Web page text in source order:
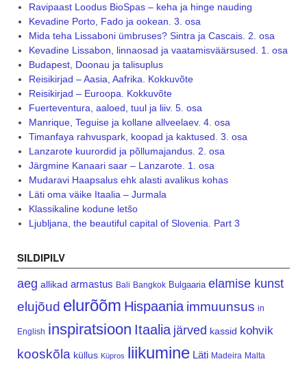
Ravipaast Loodus BioSpas – keha ja hinge nauding
Kevadine Porto, Fado ja ookean. 3. osa
Mida teha Lissaboni ümbruses? Sintra ja Cascais. 2. osa
Kevadine Lissabon, linnaosad ja vaatamisväärsused. 1. osa
Budapest, Doonau ja talisuplus
Reisikirjad – Aasia, Aafrika. Kokkuvõte
Reisikirjad – Euroopa. Kokkuvõte
Fuerteventura, aaloed, tuul ja liiv. 5. osa
Manrique, Teguise ja kollane allveelaev. 4. osa
Timanfaya rahvuspark, koopad ja kaktused. 3. osa
Lanzarote kuurordid ja põllumajandus. 2. osa
Järgmine Kanaari saar – Lanzarote. 1. osa
Mudaravi Haapsalus ehk alasti avalikus kohas
Läti oma väike Itaalia – Jurmala
Klassikaline kodune letšo
Ljubljana, the beautiful capital of Slovenia. Part 3
SILDIPILV
aeg allikad armastus Bali Bangkok Bulgaaria elamise kunst
elujõud elurõõm Hispaania immuunsus in
English inspiratsioon Itaalia järved kassid kohvik
kooskõla küllus Küpros liikumine Läti Madeira Malta